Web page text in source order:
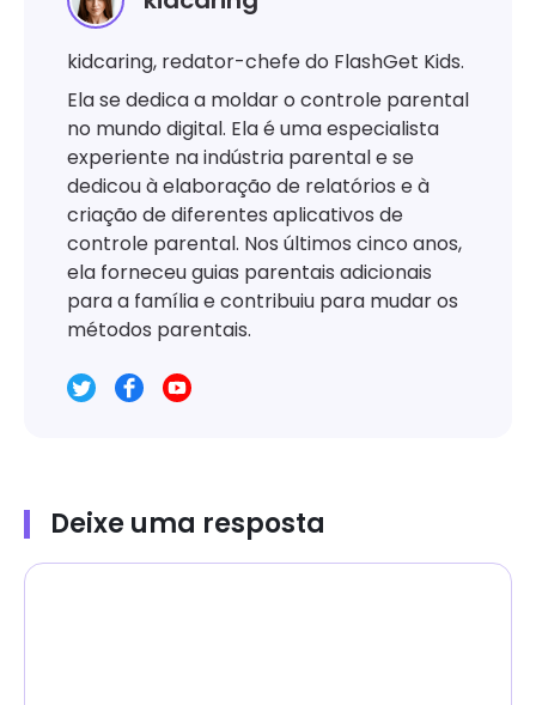
kidcaring, redator-chefe do FlashGet Kids.
Ela se dedica a moldar o controle parental
no mundo digital. Ela é uma especialista
experiente na indústria parental e se
dedicou à elaboração de relatórios e à
criação de diferentes aplicativos de
controle parental. Nos últimos cinco anos,
ela forneceu guias parentais adicionais
para a família e contribuiu para mudar os
métodos parentais.
Deixe uma resposta